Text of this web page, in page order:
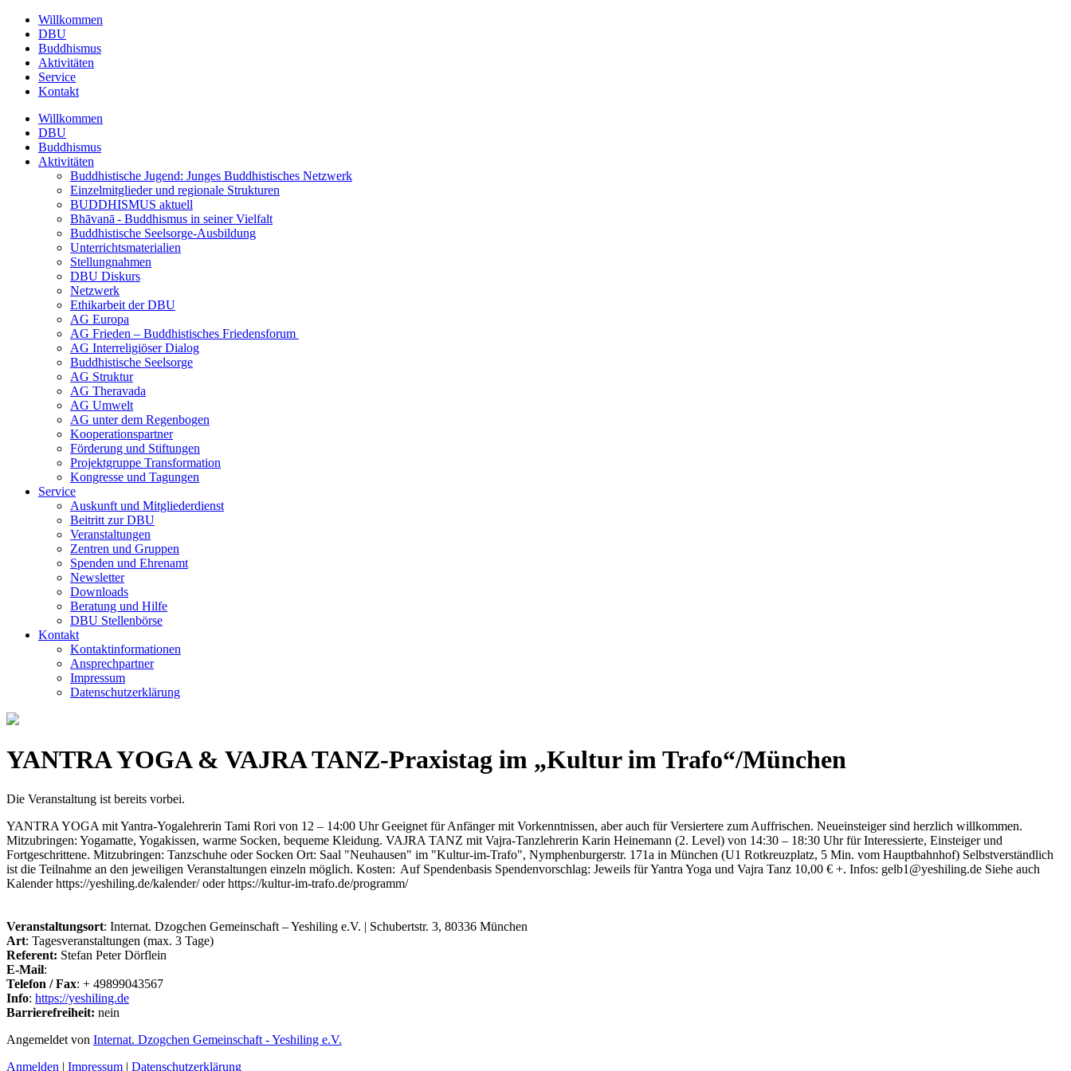
Willkommen
DBU
Buddhismus
Aktivitäten
Service
Kontakt
Willkommen
DBU
Buddhismus
Aktivitäten
Buddhistische Jugend: Junges Buddhistisches Netzwerk
Einzelmitglieder und regionale Strukturen
BUDDHISMUS aktuell
Bhāvanā - Buddhismus in seiner Vielfalt
Buddhistische Seelsorge-Ausbildung
Unterrichtsmaterialien
Stellungnahmen
DBU Diskurs
Netzwerk
Ethikarbeit der DBU
AG Europa
AG Frieden – Buddhistisches Friedensforum
AG Interreligiöser Dialog
Buddhistische Seelsorge
AG Struktur
AG Theravada
AG Umwelt
AG unter dem Regenbogen
Kooperationspartner
Förderung und Stiftungen
Projektgruppe Transformation
Kongresse und Tagungen
Service
Auskunft und Mitgliederdienst
Beitritt zur DBU
Veranstaltungen
Zentren und Gruppen
Spenden und Ehrenamt
Newsletter
Downloads
Beratung und Hilfe
DBU Stellenbörse
Kontakt
Kontaktinformationen
Ansprechpartner
Impressum
Datenschutzerklärung
YANTRA YOGA & VAJRA TANZ-Praxistag im „Kultur im Trafo“/München
Die Veranstaltung ist bereits vorbei.
YANTRA YOGA mit Yantra-Yogalehrerin Tami Rori von 12 – 14:00 Uhr Geeignet für Anfänger mit Vorkenntnissen, aber auch für Versiertere zum Auffrischen. Neueinsteiger sind herzlich willkommen.
Mitzubringen: Yogamatte, Yogakissen, warme Socken, bequeme Kleidung. VAJRA TANZ mit Vajra-Tanzlehrerin Karin Heinemann (2. Level) von 14:30 – 18:30 Uhr für Interessierte, Einsteiger und
Fortgeschrittene. Mitzubringen: Tanzschuhe oder Socken Ort: Saal "Neuhausen" im "Kultur-im-Trafo", Nymphenburgerstr. 171a in München (U1 Rotkreuzplatz, 5 Min. vom Hauptbahnhof) Selbstverständlich
ist die Teilnahme an den jeweiligen Veranstaltungen einzeln möglich. Kosten: Auf Spendenbasis Spendenvorschlag: Jeweils für Yantra Yoga und Vajra Tanz 10,00 € +. Infos: gelb1@yeshiling.de Siehe auch
Kalender https://yeshiling.de/kalender/ oder https://kultur-im-trafo.de/programm/
Veranstaltungsort: Internat. Dzogchen Gemeinschaft – Yeshiling e.V. | Schubertstr. 3, 80336 München
Art: Tagesveranstaltungen (max. 3 Tage)
Referent: Stefan Peter Dörflein
E-Mail:
Telefon / Fax: + 49899043567
Info: https://yeshiling.de
Barrierefreiheit: nein
Angemeldet von Internat. Dzogchen Gemeinschaft - Yeshiling e.V.
Anmelden | Impressum | Datenschutzerklärung